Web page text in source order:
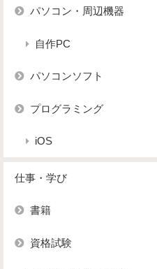
パソコン・周辺機器
自作PC
パソコンソフト
プログラミング
iOS
仕事・学び
書籍
資格試験